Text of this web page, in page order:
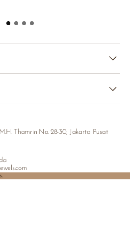
Thamrin No. 28-30, Jakarta Pusat
.